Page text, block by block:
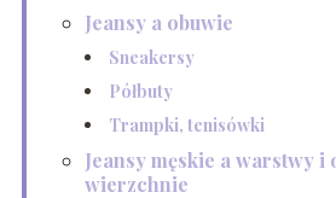
Jeansy a obuwie
Sneakersy
Półbuty
Trampki, tenisówki
Jeansy męskie a warstwy i
wierzchnie